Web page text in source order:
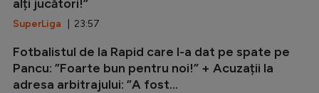
alți jucători!”
SuperLiga | 23:57
Fotbalistul de la Rapid care l-a dat pe spate pe
Pancu: ”Foarte bun pentru noi!” + Acuzații la
adresa arbitrajului: ”A fost...